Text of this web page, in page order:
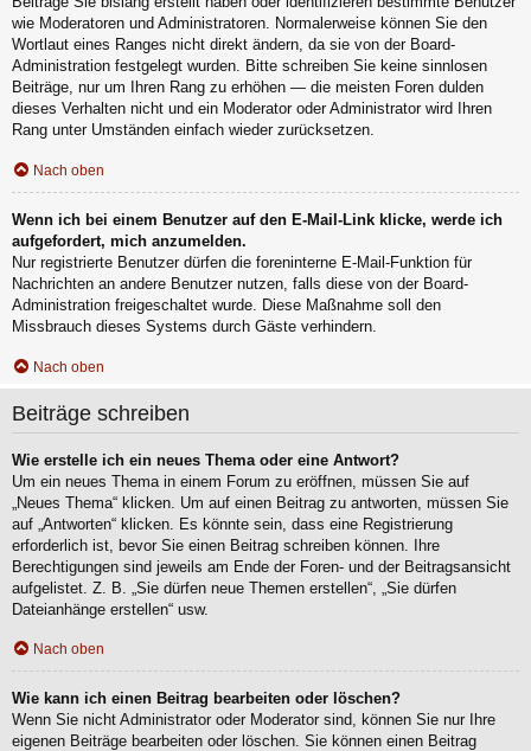
wie Moderatoren und Administratoren. Normalerweise können Sie den
Wortlaut eines Ranges nicht direkt ändern, da sie von der Board-
Administration festgelegt wurden. Bitte schreiben Sie keine sinnlosen
Beiträge, nur um Ihren Rang zu erhöhen — die meisten Foren dulden
dieses Verhalten nicht und ein Moderator oder Administrator wird Ihren
Rang unter Umständen einfach wieder zurücksetzen.
Nach oben
Wenn ich bei einem Benutzer auf den E-Mail-Link klicke, werde ich
aufgefordert, mich anzumelden.
Nur registrierte Benutzer dürfen die foreninterne E-Mail-Funktion für
Nachrichten an andere Benutzer nutzen, falls diese von der Board-
Administration freigeschaltet wurde. Diese Maßnahme soll den
Missbrauch dieses Systems durch Gäste verhindern.
Nach oben
Beiträge schreiben
Wie erstelle ich ein neues Thema oder eine Antwort?
Um ein neues Thema in einem Forum zu eröffnen, müssen Sie auf
„Neues Thema“ klicken. Um auf einen Beitrag zu antworten, müssen Sie
auf „Antworten“ klicken. Es könnte sein, dass eine Registrierung
erforderlich ist, bevor Sie einen Beitrag schreiben können. Ihre
Berechtigungen sind jeweils am Ende der Foren- und der Beitragsansicht
aufgelistet. Z. B. „Sie dürfen neue Themen erstellen“, „Sie dürfen
Dateianhänge erstellen“ usw.
Nach oben
Wie kann ich einen Beitrag bearbeiten oder löschen?
Wenn Sie nicht Administrator oder Moderator sind, können Sie nur Ihre
eigenen Beiträge bearbeiten oder löschen. Sie können einen Beitrag